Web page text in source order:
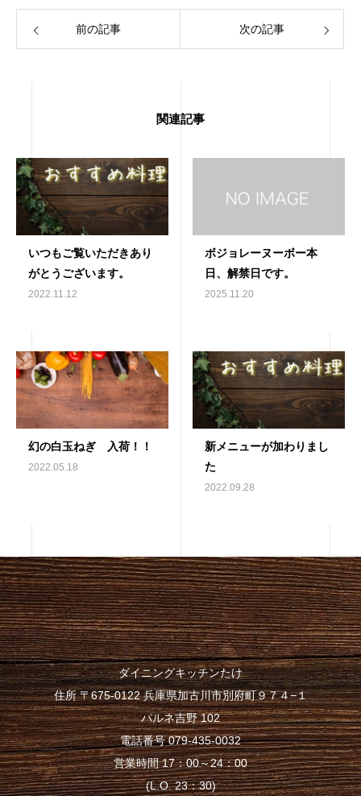
前の記事 次の記事
関連記事
いつもご覧いただきあり
がとうございます。
2022.11.12
ボジョレーヌーボー本
日、解禁日です。
2025.11.20
幻の白玉ねぎ 入荷！！
2022.05.18
新メニューが加わりまし
た
2022.09.28
ダイニングキッチンたけ
住所 〒675-0122 兵庫県加古川市別府町９７４−１
パルネ吉野 102
電話番号 079-435-0032
営業時間 17：00～24：00
(L.O. 23：30)